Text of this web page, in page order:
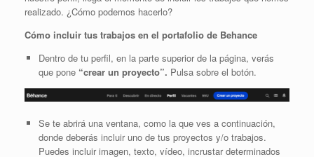
realizado. ¿Cómo podemos hacerlo?
Cómo incluir tus trabajos en el portafolio de Behance
Dentro de tu perfil, en la parte superior de la página, verás
que pone “crear un proyecto”. Pulsa sobre el botón.
Se te abrirá una ventana, como la que ves a continuación,
donde deberás incluir uno de tus proyectos y/o trabajos.
Puedes incluir imagen, texto, vídeo, incrustar determinados